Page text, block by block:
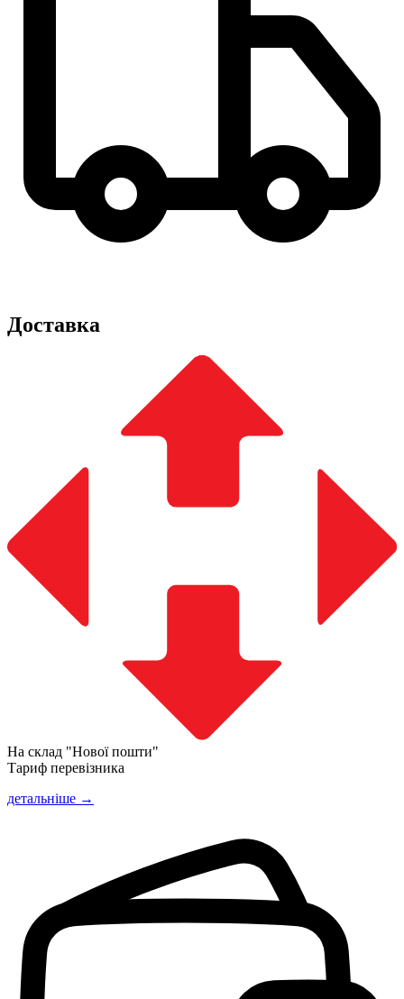
Доставка
На склад "Нової пошти"
Тариф перевізника
детальніше →